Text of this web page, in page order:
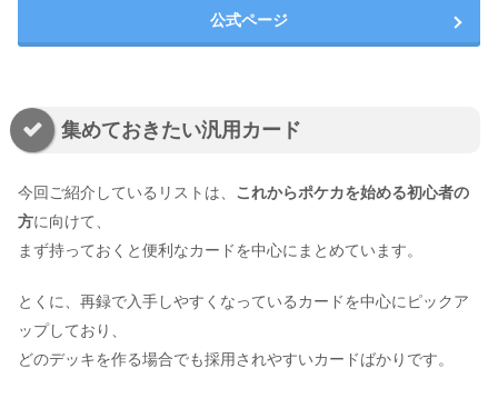
公式ページ
集めておきたい汎用カード
今回ご紹介しているリストは、 これからポケカを始める初心者の
方に向けて、
まず持っておくと便利なカードを中心にまとめています。
とくに、再録で入手しやすくなっているカードを中心にピックア
ップしており、
どのデッキを作る場合でも採用されやすいカードばかりです。